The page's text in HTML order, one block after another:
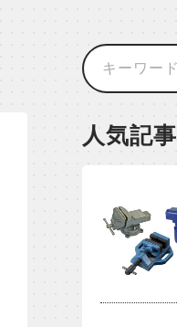
人気記事